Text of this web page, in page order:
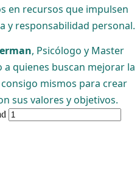
en recursos que impulsen
y responsabilidad personal.
, Psicólogo y Master
a quienes buscan mejorar la
mismos para crear
sus valores y objetivos.